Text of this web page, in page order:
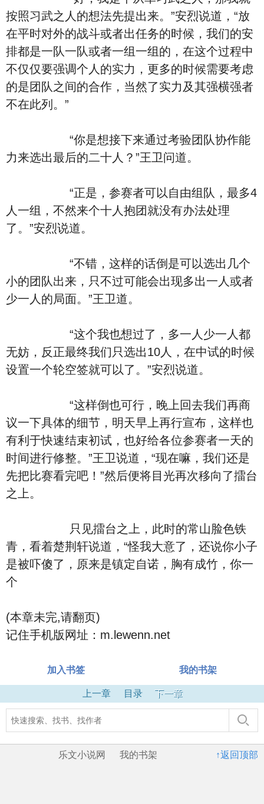
按照习武之人的想法先提出来。”安烈说道，“放
在平时对外的战斗或者出任务的时候，我们的安
排都是一队一队或者一组一组的，在这个过程中
不仅仅要强调个人的实力，更多的时候需要考虑
的是团队之间的合作，当然了实力及其强横强者
不在此列。”
“你是想接下来通过考验团队协作能
力来选出最后的二十人？”王卫问道。
“正是，参赛者可以自由组队，最多4
人一组，不然来个十人抱团就没有办法处理
了。”安烈说道。
“不错，这样的话倒是可以选出几个
小的团队出来，只不过可能会出现多出一人或者
少一人的局面。”王卫道。
“这个我也想过了，多一人少一人都
无妨，反正最终我们只选出10人，在中试的时候
设置一个轮空签就可以了。”安烈说道。
“这样倒也可行，晚上回去我们再商
议一下具体的细节，明天早上再行宣布，这样也
有利于快速结束初试，也好给各位参赛者一天的
时间进行修整。”王卫说道，“现在嘛，我们还是
先把比赛看完吧！”然后便将目光再次移向了擂台
之上。
只见擂台之上，此时的常山脸色铁
青，看着楚荆轩说道，“怪我大意了，还说你小子
是被吓傻了，原来是镇定自诺，胸有成竹，你一
个
(本章未完,请翻页)
记住手机版网址：m.lewenn.net
加入书签 我的书架
上一章 目录 下一章
↑返回顶部
乐文小说网 我的书架